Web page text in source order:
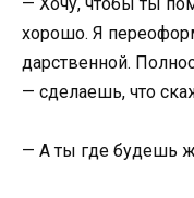
хорошо. Я
дарственной.
— сделаешь, что
— А ты где будешь